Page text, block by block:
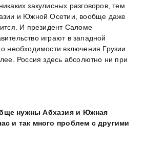
закулисных разговоров, тем
и Южной Осетии, вообще даже
И президент Саломе
играют в западной
необходимости включения Грузии
Россия здесь абсолютно ни при
нужны Абхазия и Южная
и так много проблем с другими